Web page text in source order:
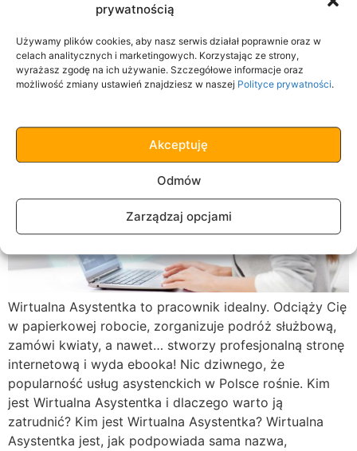
prywatnością
Używamy plików cookies, aby nasz serwis działał poprawnie oraz w
celach analitycznych i marketingowych. Korzystając ze strony,
wyrażasz zgodę na ich używanie. Szczegółowe informacje oraz
możliwość zmiany ustawień znajdziesz w naszej Polityce prywatności.
Akceptuję
Odmów
Zarządzaj opcjami
Wirtualna Asystentka to pracownik idealny. Odciąży Cię
w papierkowej robocie, zorganizuje podróż służbową,
zamówi kwiaty, a nawet… stworzy profesjonalną stronę
internetową i wyda ebooka! Nic dziwnego, że
popularność usług asystenckich w Polsce rośnie. Kim
jest Wirtualna Asystentka i dlaczego warto ją
zatrudnić? Kim jest Wirtualna Asystentka? Wirtualna
Asystentka jest, jak podpowiada sama nazwa,